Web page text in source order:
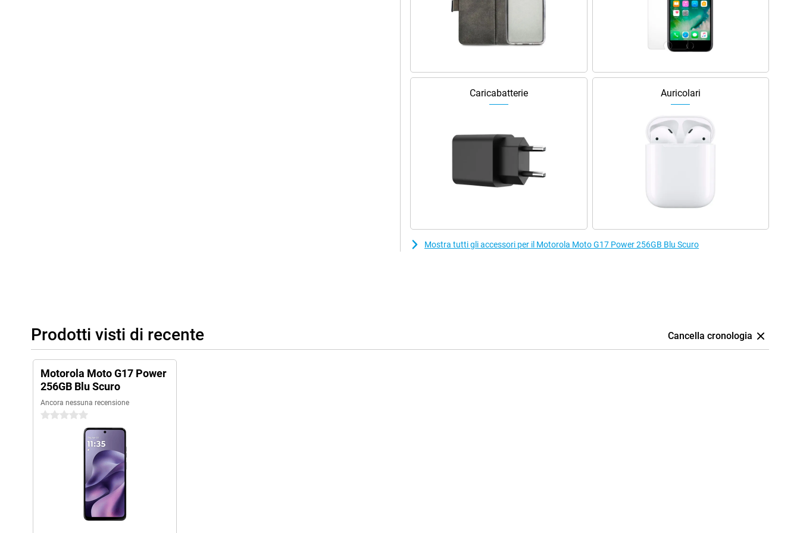
Caricabatterie Auricolari
Mostra tutti gli accessori per il Motorola Moto G17 Power 256GB Blu Scuro
Prodotti visti di recente Cancella cronologia
Motorola Moto G17 Power
256GB Blu Scuro
Ancora nessuna recensione
0 stelle